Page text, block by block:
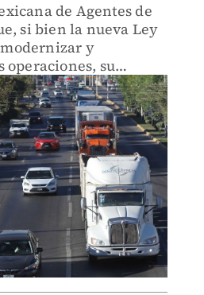
de Agentes de
si bien la nueva Ley
y
operaciones, su
generar
que afectarían la
Pymes.